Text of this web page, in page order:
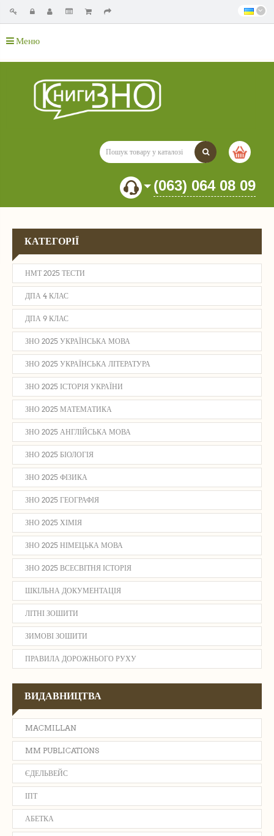
Меню
(063) 064 08 09
КАТЕГОРІЇ
НМТ 2025 ТЕСТИ
ДПА 4 КЛАС
ДПА 9 КЛАС
ЗНО 2025 УКРАЇНСЬКА МОВА
ЗНО 2025 УКРАЇНСЬКА ЛІТЕРАТУРА
ЗНО 2025 ІСТОРІЯ УКРАЇНИ
ЗНО 2025 МАТЕМАТИКА
ЗНО 2025 АНГЛІЙСЬКА МОВА
ЗНО 2025 БІОЛОГІЯ
ЗНО 2025 ФІЗИКА
ЗНО 2025 ГЕОГРАФІЯ
ЗНО 2025 ХІМІЯ
ЗНО 2025 НІМЕЦЬКА МОВА
ЗНО 2025 ВСЕСВІТНЯ ІСТОРІЯ
ШКІЛЬНА ДОКУМЕНТАЦІЯ
ЛІТНІ ЗОШИТИ
ЗИМОВІ ЗОШИТИ
ПРАВИЛА ДОРОЖНЬОГО РУХУ
ВИДАВНИЦТВА
MACMILLAN
MM PUBLICATIONS
ЄДЕЛЬВЕЙС
ІПТ
АБЕТКА